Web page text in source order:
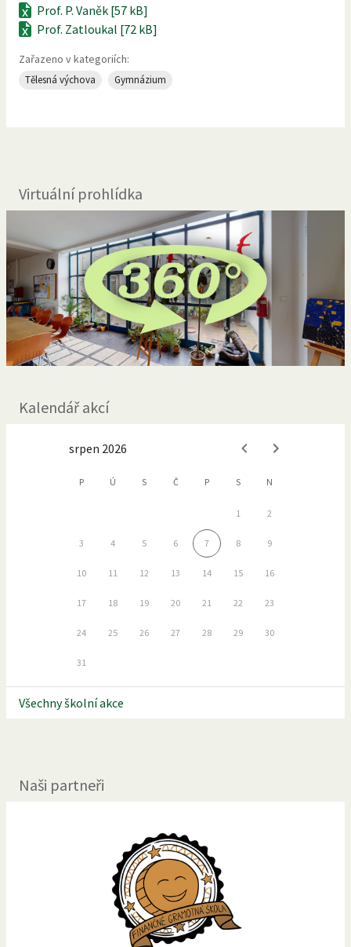
Prof. P. Vaněk [57 kB]
Prof. Zatloukal [72 kB]
Zařazeno v kategoriích:
Tělesná výchova Gymnázium
Virtuální prohlídka
Kalendář akcí
srpen 2026
P Ú S Č P S N
1 2
3 4 5 6 7 8 9
10 11 12 13 14 15 16
17 18 19 20 21 22 23
24 25 26 27 28 29 30
31
Všechny školní akce
Naši partneři